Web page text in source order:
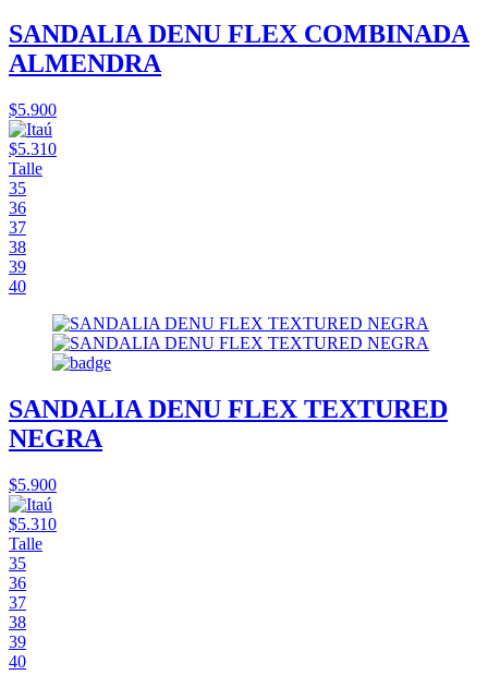
SANDALIA DENU FLEX COMBINADA
ALMENDRA
$5.900
$5.310
Talle
35
36
37
38
39
40
SANDALIA DENU FLEX TEXTURED
NEGRA
$5.900
$5.310
Talle
35
36
37
38
39
40